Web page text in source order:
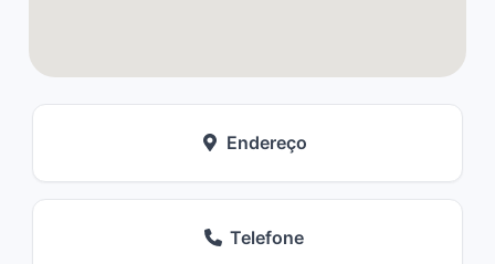
Endereço
Telefone